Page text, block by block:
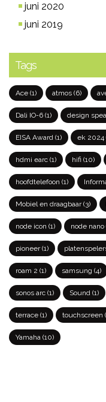
juni 2020
juni 2019
Tags
Ace (1) atmos (6)
Dali IO-6 (1) design
EISA Award (1) ek 2024
hdmi earc (1) hifi (10)
hoofdtelefoon (1)
Mobiel en draagbaar(3)
node icon (1) node nano
pioneer(1)
roam 2 (1) samsung (4)
sonos arc (1) Sound (1)
terrace (1) touchscreen
Yamaha (10)